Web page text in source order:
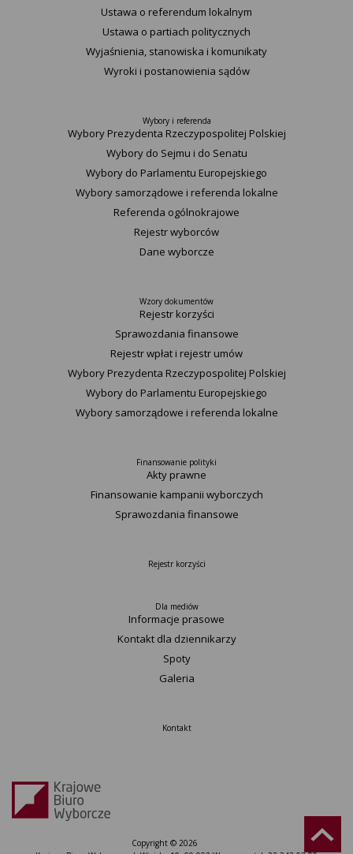
Ustawa o referendum lokalnym
Ustawa o partiach politycznych
Wyjaśnienia, stanowiska i komunikaty
Wyroki i postanowienia sądów
Wybory i referenda
Wybory Prezydenta Rzeczypospolitej Polskiej
Wybory do Sejmu i do Senatu
Wybory do Parlamentu Europejskiego
Wybory samorządowe i referenda lokalne
Referenda ogólnokrajowe
Rejestr wyborców
Dane wyborcze
Wzory dokumentów
Rejestr korzyści
Sprawozdania finansowe
Rejestr wpłat i rejestr umów
Wybory Prezydenta Rzeczypospolitej Polskiej
Wybory do Parlamentu Europejskiego
Wybory samorządowe i referenda lokalne
Finansowanie polityki
Akty prawne
Finansowanie kampanii wyborczych
Sprawozdania finansowe
Rejestr korzyści
Dla mediów
Informacje prasowe
Kontakt dla dziennikarzy
Spoty
Galeria
Kontakt
Copyright © 2026